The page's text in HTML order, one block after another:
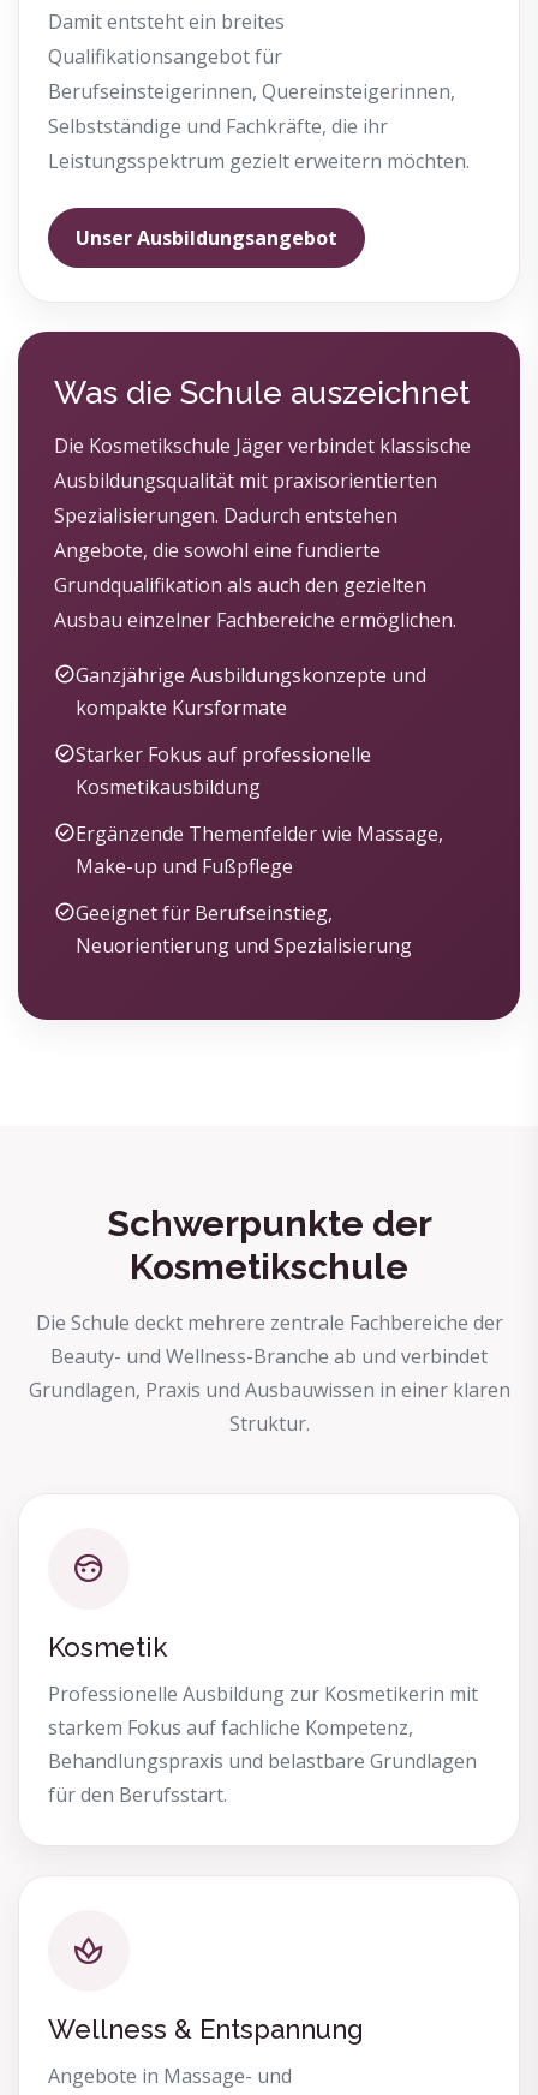
Damit entsteht ein breites
Qualifikationsangebot für
Berufseinsteigerinnen, Quereinsteigerinnen,
Selbstständige und Fachkräfte, die ihr
Leistungsspektrum gezielt erweitern möchten.
Unser Ausbildungsangebot
Was die Schule auszeichnet
Die Kosmetikschule Jäger verbindet klassische
Ausbildungsqualität mit praxisorientierten
Spezialisierungen. Dadurch entstehen
Angebote, die sowohl eine fundierte
Grundqualifikation als auch den gezielten
Ausbau einzelner Fachbereiche ermöglichen.
Ganzjährige Ausbildungskonzepte und
kompakte Kursformate
Starker Fokus auf professionelle
Kosmetikausbildung
Ergänzende Themenfelder wie Massage,
Make-up und Fußpflege
Geeignet für Berufseinstieg,
Neuorientierung und Spezialisierung
Schwerpunkte der
Kosmetikschule
Die Schule deckt mehrere zentrale Fachbereiche der
Beauty- und Wellness-Branche ab und verbindet
Grundlagen, Praxis und Ausbauwissen in einer klaren
Struktur.
Kosmetik
Professionelle Ausbildung zur Kosmetikerin mit
starkem Fokus auf fachliche Kompetenz,
Behandlungspraxis und belastbare Grundlagen
für den Berufsstart.
Wellness & Entspannung
Angebote in Massage- und